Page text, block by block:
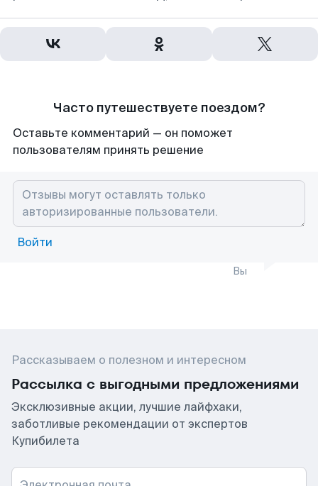
Часто путешествуете поездом?
Оставьте комментарий — он поможет
пользователям принять решение
Войти
Вы
Рассказываем о полезном и интересном
Рассылка с выгодными предложениями
Эксклюзивные акции, лучшие лайфхаки,
заботливые рекомендации от экспертов
Купибилета